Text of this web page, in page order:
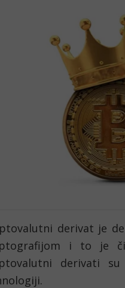
derivat je
i to je
derivati su